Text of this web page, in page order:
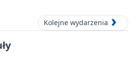
Kolejne wydarzenia